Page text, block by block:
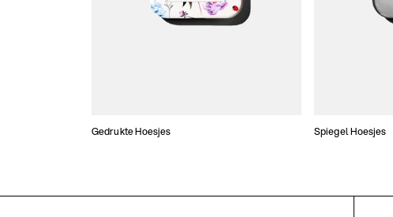
Gedrukte Hoesjes Spiegel Hoesjes